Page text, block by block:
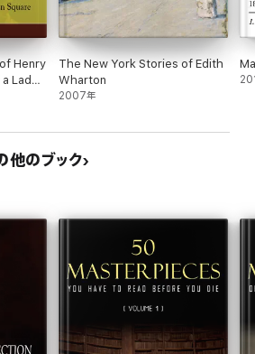
Henry
Lady
+
more
The New York Stories of Edith
Wharton
2007年
のブック